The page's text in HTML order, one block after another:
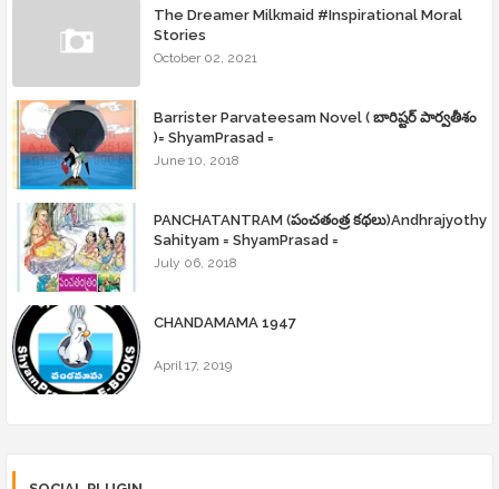
The Dreamer Milkmaid #Inspirational Moral
Stories
October 02, 2021
Barrister Parvateesam Novel ( బారిష్టర్ పార్వతీశం
)= ShyamPrasad =
June 10, 2018
PANCHATANTRAM (పంచతంత్ర కథలు)Andhrajyothy
Sahityam = ShyamPrasad =
July 06, 2018
CHANDAMAMA 1947
April 17, 2019